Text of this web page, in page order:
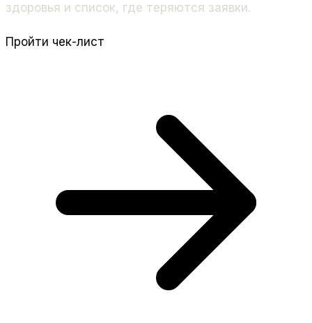
здоровья и список, где теряются заявки.
Пройти чек-лист